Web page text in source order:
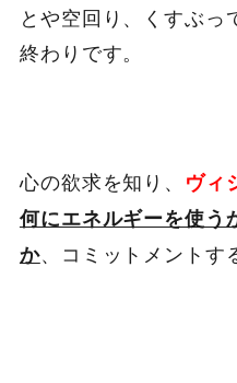
とや空回り、くすぶっ
終わりです。
心の欲求を知り、 ヴィ
何にエネルギーを使う
か、コミットメントす